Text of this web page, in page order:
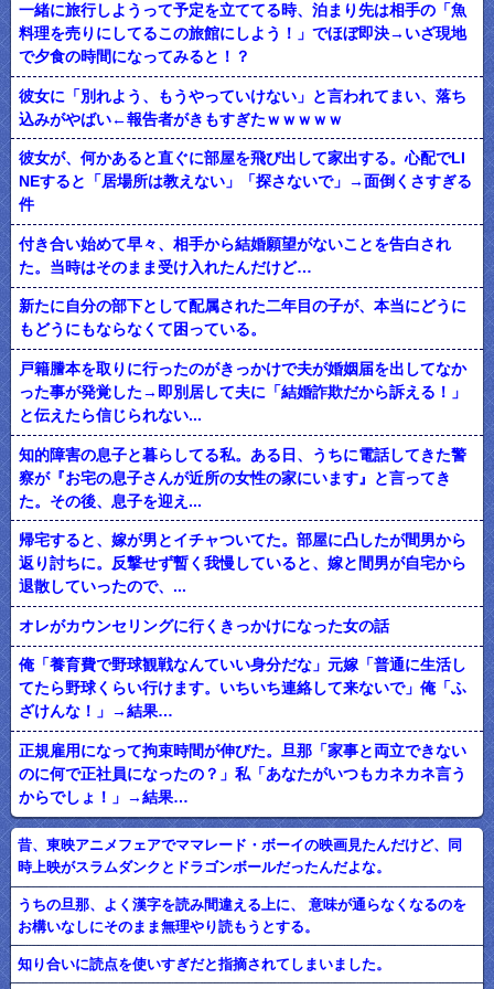
一緒に旅行しようって予定を立ててる時、泊まり先は相手の「魚
料理を売りにしてるこの旅館にしよう！」でほぼ即決→いざ現地
で夕食の時間になってみると！？
彼女に「別れよう、もうやっていけない」と言われてまい、落ち
込みがやばい←報告者がきもすぎたｗｗｗｗｗ
彼女が、何かあると直ぐに部屋を飛び出して家出する。心配でLI
NEすると「居場所は教えない」「探さないで」→面倒くさすぎる
件
付き合い始めて早々、相手から結婚願望がないことを告白され
た。当時はそのまま受け入れたんだけど…
新たに自分の部下として配属された二年目の子が、本当にどうに
もどうにもならなくて困っている。
戸籍謄本を取りに行ったのがきっかけで夫が婚姻届を出してなか
った事が発覚した→即別居して夫に「結婚詐欺だから訴える！」
と伝えたら信じられない...
知的障害の息子と暮らしてる私。ある日、うちに電話してきた警
察が『お宅の息子さんが近所の女性の家にいます』と言ってき
た。その後、息子を迎え...
帰宅すると、嫁が男とイチャついてた。部屋に凸したが間男から
返り討ちに。反撃せず暫く我慢していると、嫁と間男が自宅から
退散していったので、...
オレがカウンセリングに行くきっかけになった女の話
俺「養育費で野球観戦なんていい身分だな」元嫁「普通に生活し
てたら野球くらい行けます。いちいち連絡して来ないで」俺「ふ
ざけんな！」→結果…
正規雇用になって拘束時間が伸びた。旦那「家事と両立できない
のに何で正社員になったの？」私「あなたがいつもカネカネ言う
からでしょ！」→結果…
昔、東映アニメフェアでママレード・ボーイの映画見たんだけど、同
時上映がスラムダンクとドラゴンボールだったんだよな。
うちの旦那、よく漢字を読み間違える上に、 意味が通らなくなるのを
お構いなしにそのまま無理やり読もうとする。
知り合いに読点を使いすぎだと指摘されてしまいました。